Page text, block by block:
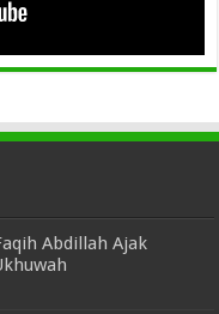
Abdillah Ajak